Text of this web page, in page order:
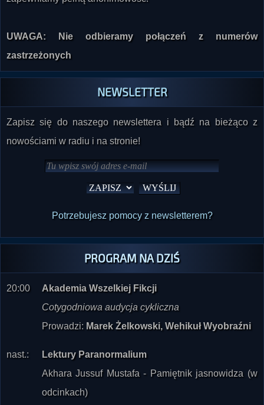
UWAGA: Nie odbieramy połączeń z numerów
zastrzeżonych
NEWSLETTER
Zapisz się do naszego newslettera i bądź na bieżąco z
nowościami w radiu i na stronie!
Potrzebujesz pomocy z newsletterem?
PROGRAM NA DZIŚ
20:00
Akademia Wszelkiej Fikcji
Cotygodniowa audycja cykliczna
Prowadzi: Marek Żelkowski, Wehikuł Wyobraźni
nast.:
Lektury Paranormalium
Akhara Jussuf Mustafa - Pamiętnik jasnowidza (w
odcinkach)